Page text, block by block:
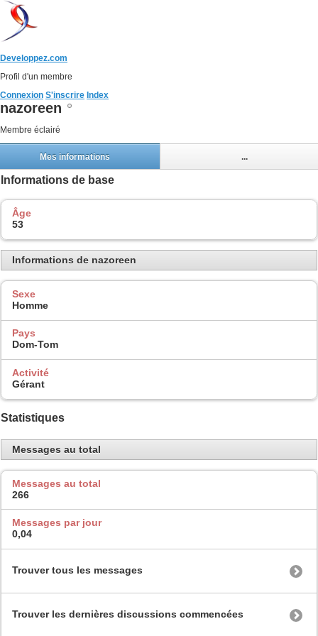
Developpez.com
Profil d'un membre
Connexion S'inscrire Index
nazoreen
Membre éclairé
Mes informations ...
Informations de base
Âge
53
Informations de nazoreen
Sexe
Homme
Pays
Dom-Tom
Activité
Gérant
Statistiques
Messages au total
Messages au total
266
Messages par jour
0,04
Trouver tous les messages
Trouver les dernières discussions commencées